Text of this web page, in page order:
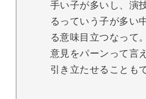
手い子が多いし、演
るっていう子が多い
る意味目立つなって
意見をパーンって言
引き立たせることも